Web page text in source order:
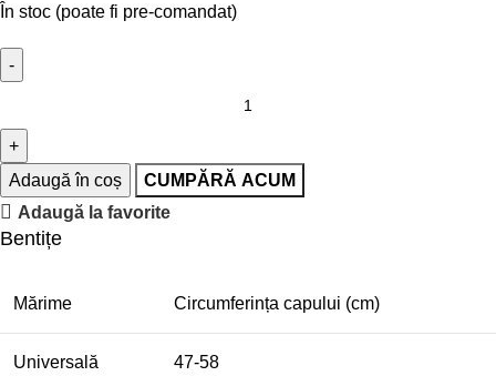
În stoc (poate fi pre-comandat)
Adaugă în coș
CUMPĂRĂ ACUM
Adaugă la favorite
Bentițe
Mărime Circumferința capului (cm)
Universală 47-58